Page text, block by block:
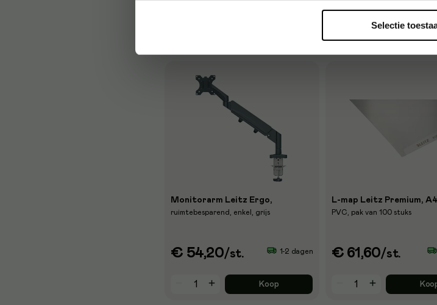
Selectie
€ 9,50/st.
Monitorarm Leitz Ergo,
ruimtebesparend, enkel, grijs
€ 54,20/st. 1-2 dagen
Koop
L-map Leitz Premium,
PVC, pak van 100 stuks
€ 61,60/st.